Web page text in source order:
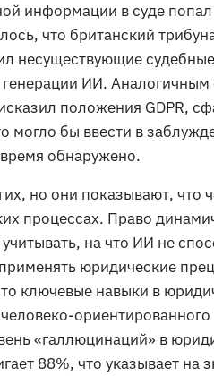
информации в суде
что британский
несуществующие
ИИ. Аналогичным
положения GDPR,
могло бы ввести в
обнаружено.
но они показывают, что
процессах. Право
на что ИИ не
юридические
ключевые навыки в
«галлюцинаций» в
88%, что указывает на